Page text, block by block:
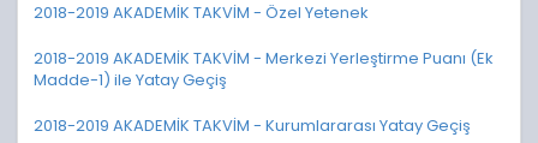
2018-2019 AKADEMİK TAKVİM - Özel Yetenek
2018-2019 AKADEMİK TAKVİM - Merkezi Yerleştirme Puanı (Ek
Madde-1) ile Yatay Geçiş
2018-2019 AKADEMİK TAKVİM - Kurumlararası Yatay Geçiş